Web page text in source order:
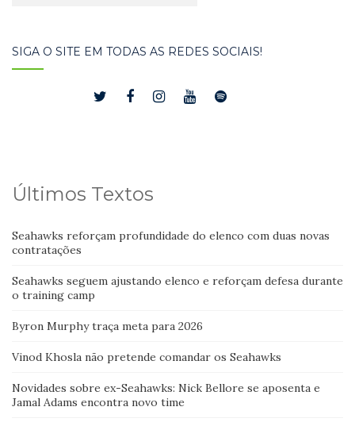
SIGA O SITE EM TODAS AS REDES SOCIAIS!
Últimos Textos
Seahawks reforçam profundidade do elenco com duas novas
contratações
Seahawks seguem ajustando elenco e reforçam defesa durante
o training camp
Byron Murphy traça meta para 2026
Vinod Khosla não pretende comandar os Seahawks
Novidades sobre ex-Seahawks: Nick Bellore se aposenta e
Jamal Adams encontra novo time